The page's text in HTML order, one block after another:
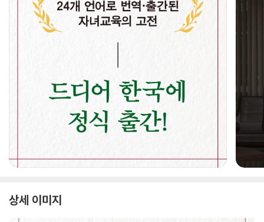
상세 이미지